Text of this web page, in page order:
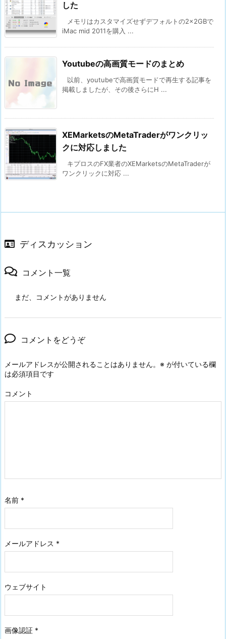
した
メモリはカスタマイズせずデフォルトの2×2GBで
iMac mid 2011を購入 ...
Youtubeの高画質モードのまとめ
以前、youtubeで高画質モードで再生する記事を
掲載しましたが、その後さらにH ...
XEMarketsのMetaTraderがワンクリッ
クに対応しました
キプロスのFX業者のXEMarketsのMetaTraderが
ワンクリックに対応 ...
ディスカッション
コメント一覧
まだ、コメントがありません
コメントをどうぞ
メールアドレスが公開されることはありません。 ※ が付いている欄
は必須項目です
コメント
名前 *
メールアドレス *
ウェブサイト
画像認証 *